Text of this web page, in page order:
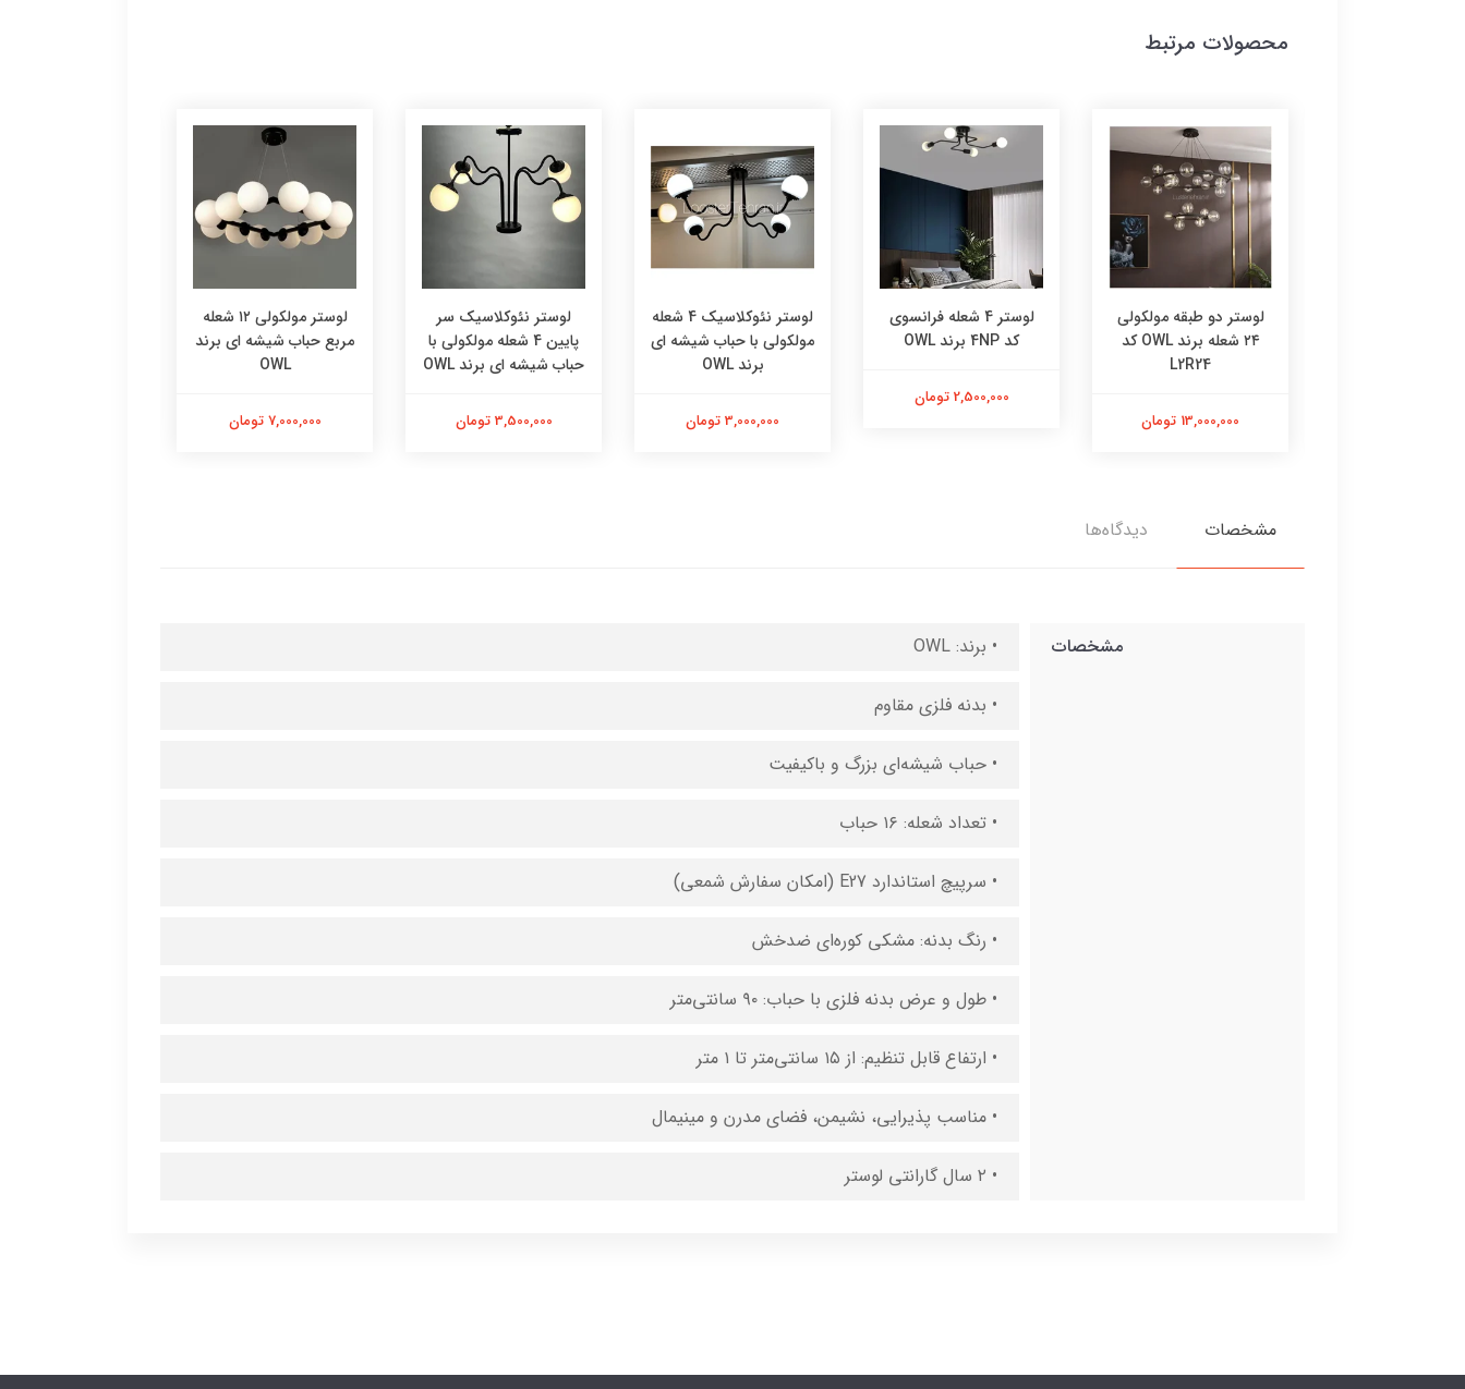
محصولات مرتبط
لوستر دو طبقه مولکولی
۲۴ شعله برند OWL کد
L2R24
13,000,000 تومان
لوستر 4 شعله فرانسوی
کد 4NP برند OWL
2,500,000 تومان
لوستر نئوکلاسیک 4 شعله
مولکولی با حباب شیشه ای
برند OWL
3,000,000 تومان
لوستر نئوکلاسیک سر
پایین 4 شعله مولکولی با
حباب شیشه ای برند OWL
3,500,000 تومان
لوستر مولکولی ۱۲ شعله
مربع حباب شیشه ای برند
OWL
7,000,000 تومان
مشخصات دیدگاه‌ها
مشخصات • برند: OWL
• بدنه فلزی مقاوم
• حباب شیشه‌ای بزرگ و باکیفیت
• تعداد شعله: ۱۶ حباب
• سرپیچ استاندارد E27 (امکان سفارش شمعی)
• رنگ بدنه: مشکی کوره‌ای ضدخش
• طول و عرض بدنه فلزی با حباب: ۹۰ سانتی‌متر
• ارتفاع قابل تنظیم: از ۱۵ سانتی‌متر تا ۱ متر
• مناسب پذیرایی، نشیمن، فضای مدرن و مینیمال
• ۲ سال گارانتی لوستر